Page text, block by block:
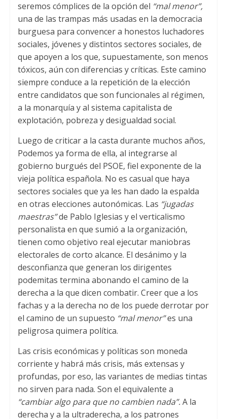
seremos cómplices de la opción del “mal menor”,
una de las trampas más usadas en la democracia
burguesa para convencer a honestos luchadores
sociales, jóvenes y distintos sectores sociales, de
que apoyen a los que, supuestamente, son menos
tóxicos, aún con diferencias y críticas. Este camino
siempre conduce a la repetición de la elección
entre candidatos que son funcionales al régimen,
a la monarquía y al sistema capitalista de
explotación, pobreza y desigualdad social.
Luego de criticar a la casta durante muchos años,
Podemos ya forma de ella, al integrarse al
gobierno burgués del PSOE, fiel exponente de la
vieja política española. No es casual que haya
sectores sociales que ya les han dado la espalda
en otras elecciones autonómicas. Las “jugadas
maestras”de Pablo Iglesias y el verticalismo
personalista en que sumió a la organización,
tienen como objetivo real ejecutar maniobras
electorales de corto alcance. El desánimo y la
desconfianza que generan los dirigentes
podemitas termina abonando el camino de la
derecha a la que dicen combatir. Creer que a los
fachas y a la derecha no de los puede derrotar por
el camino de un supuesto “mal menor”es una
peligrosa quimera política.
Las crisis económicas y políticas son moneda
corriente y habrá más crisis, más extensas y
profundas, por eso, las variantes de medias tintas
no sirven para nada. Son el equivalente a
“cambiar algo para que no cambien nada”.A la
derecha y a la ultraderecha, a los patrones